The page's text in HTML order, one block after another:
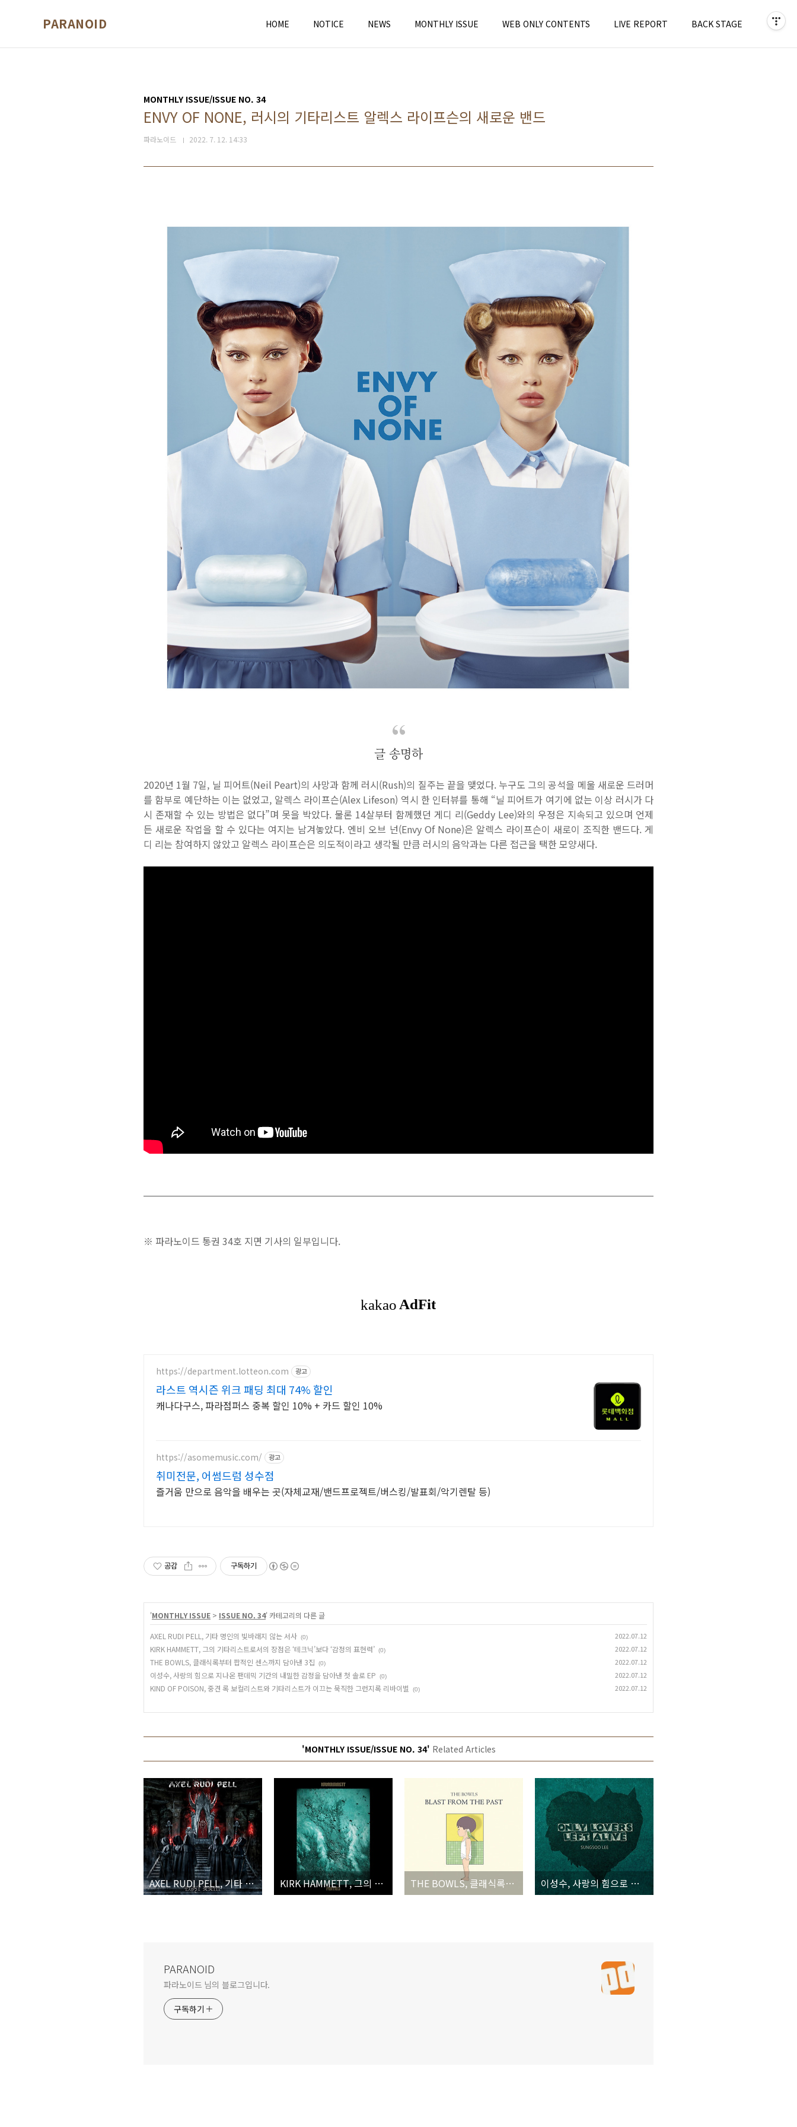
PARANOID HOME NOTICE NEWS MONTHLY ISSUE WEB ONLY CONTENTS LIVE REPORT BACK STAGE
MONTHLY ISSUE/ISSUE NO. 34
ENVY OF NONE, 러시의 기타리스트 알렉스 라이프슨의 새로운 밴드
파라노이드 2022. 7. 12. 14:33
글 송명하
2020년 1월 7일, 닐 피어트(Neil Peart)의 사망과 함께 러시(Rush)의 질주는 끝을 맺었다. 누구도 그의 공석을 메울 새로운 드러머
를 함부로 예단하는 이는 없었고, 알렉스 라이프슨(Alex Lifeson) 역시 한 인터뷰를 통해 “닐 피어트가 여기에 없는 이상 러시가 다
시 존재할 수 있는 방법은 없다”며 못을 박았다. 물론 14살부터 함께했던 게디 리(Geddy Lee)와의 우정은 지속되고 있으며 언제
든 새로운 작업을 할 수 있다는 여지는 남겨놓았다. 엔비 오브 넌(Envy Of None)은 알렉스 라이프슨이 새로이 조직한 밴드다. 게
디 리는 참여하지 않았고 알렉스 라이프슨은 의도적이라고 생각될 만큼 러시의 음악과는 다른 접근을 택한 모양새다.
※ 파라노이드 통권 34호 지면 기사의 일부입니다.
https://department.lotteon.com 광고
라스트 역시즌 위크 패딩 최대 74% 할인
캐나다구스, 파라점퍼스 중복 할인 10% + 카드 할인 10%
https://asomemusic.com/ 광고
취미전문, 어썸드럼 성수점
즐거움 만으로 음악을 배우는 곳(자체교재/밴드프로젝트/버스킹/발표회/악기렌탈 등)
공감 구독하기
'MONTHLY ISSUE > ISSUE NO. 34' 카테고리의 다른 글
AXEL RUDI PELL, 기타 명인의 빛바래지 않는 서사 (0) 2022.07.12
KIRK HAMMETT, 그의 기타리스트로서의 장점은 ‘테크닉’보다 ‘감정의 표현력’ (0) 2022.07.12
THE BOWLS, 클래식록부터 팝적인 센스까지 담아낸 3집 (0) 2022.07.12
이성수, 사랑의 힘으로 지나온 팬데믹 기간의 내밀한 감정을 담아낸 첫 솔로 EP (0) 2022.07.12
KIND OF POISON, 중견 록 보컬리스트와 기타리스트가 이끄는 묵직한 그런지록 리바이벌 (0) 2022.07.12
'MONTHLY ISSUE/ISSUE NO. 34' Related Articles
AXEL RUDI PELL, 기타 명인의 빛바래지 않는 서사 KIRK HAMMETT, 그의 기타리스트로서의 장점은 ‘테크닉’보다 ‘감정의 표현력’ THE BOWLS, 클래식록부터 팝적인 센스까지 담아낸 3집 이성수, 사랑의 힘으로 지나온 팬데믹 기간의 내밀한 감정을 담아낸 첫 솔로 EP
PARANOID
파라노이드 님의 블로그입니다.
구독하기